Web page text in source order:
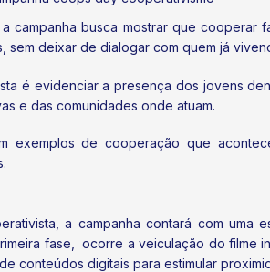
campanha busca mostrar que cooperar
deixar de dialogar com quem já
é evidenciar a presença dos jovens
e das comunidades onde atuam.
exemplos de cooperação que
a campanha contará com uma
fase, ocorre a veiculação do filme
conteúdos digitais para estimular